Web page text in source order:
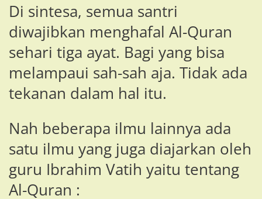
Di sintesa, semua santri
diwajibkan menghafal Al-Quran
sehari tiga ayat. Bagi yang bisa
melampaui sah-sah aja. Tidak ada
tekanan dalam hal itu.
Nah beberapa ilmu lainnya ada
satu ilmu yang juga diajarkan oleh
guru Ibrahim Vatih yaitu tentang
Al-Quran :